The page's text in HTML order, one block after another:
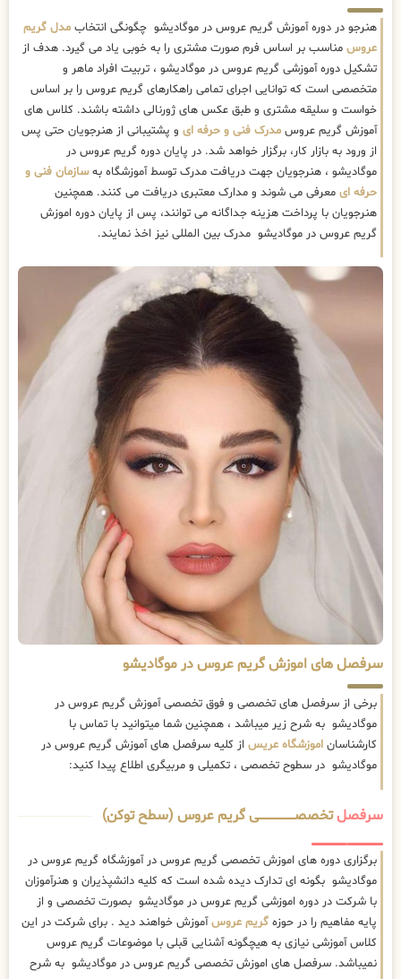
هنرجو در دوره آموزش گریم عروس در موگادیشو چگونگی انتخاب مدل گریم
عروس مناسب بر اساس فرم صورت مشتری را به خوبی یاد می گیرد. هدف از
تشکیل دوره آموزشی گریم عروس در موگادیشو ، تربیت افراد ماهر و
متخصصی است که توانایی اجرای تمامی راهکارهای گریم عروس را بر اساس
خواست و سلیقه مشتری و طبق عکس های ژورنالی داشته باشند. کلاس های
آموزش گریم عروس مدرک فنی و حرفه ای و پشتیبانی از هنرجویان حتی پس
از ورود به بازار کار، برگزار خواهد شد. در پایان دوره گریم عروس در
موگادیشو ، هنرجویان جهت دریافت مدرک توسط آموزشگاه بهسازمان فنی و
حرفه ای معرفی می شوند و مدارک معتبری دریافت می کنند. همچنین
هنرجویان با پرداخت هزینه جداگانه می توانند، پس از پایان دوره اموزش
گریم عروس در موگادیشو مدرک بین المللی نیز اخذ نمایند.
سرفصل های اموزش گریم عروس در موگادیشو
برخی از سرفصل های تخصصی و فوق تخصصی آموزش گریم عروس در
موگادیشو به شرح زیر میباشد ، همچنین شما میتوانید با تماس با
کارشناسان اموزشگاه عریس از کلیه سرفصل های آموزش گریم عروس در
موگادیشو در سطوح تخصصی ، تکمیلی و مربیگری اطلاع پیدا کنید:
سرفصلتخصصــــــــــــــــــــی گریم عروس (سطح توکن)
برگزاری دوره های اموزش تخصصی گریم عروس در آموزشگاه گریم عروس در
موگادیشو بگونه ای تدارک دیده شده است که کلیه دانشپذیران و هنرآموزان
با شرکت در دوره اموزشی گریم عروس در موگادیشو بصورت تخصصی و از
پایه مفاهیم را در حوزه گریم عروسآموزش خواهند دید . برای شرکت در این
کلاس آموزشی نیازی به هیچگونه آشنایی قبلی با موضوعات گریم عروس
نمیباشد. سرفصل های اموزش تخصصی گریم عروس در موگادیشو به شرح